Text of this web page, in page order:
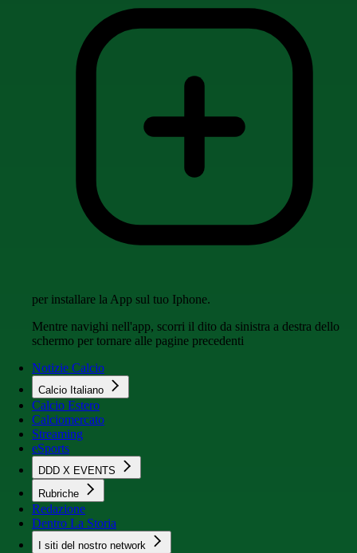
per installare la App sul tuo Iphone.
Mentre navighi nell'app, scorri il dito da sinistra a destra dello
schermo per tornare alle pagine precedenti
Notizie Calcio
Calcio Italiano
Calcio Estero
Calciomercato
Streaming
eSports
DDD X EVENTS
Rubriche
Redazione
Dentro La Storia
I siti del nostro network